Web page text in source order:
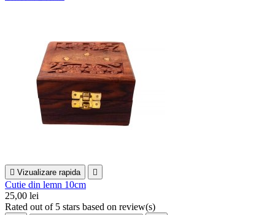
 Vizualizare rapida 
Cutie din lemn 10cm
25,00 lei
Rated out of 5 stars based on review(s)